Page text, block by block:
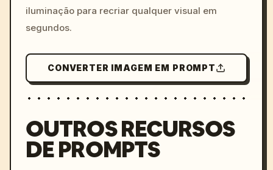
iluminação para recriar qualquer visual em
segundos.
CONVERTER IMAGEM EM PROMPT
OUTROS RECURSOS
DE PROMPTS